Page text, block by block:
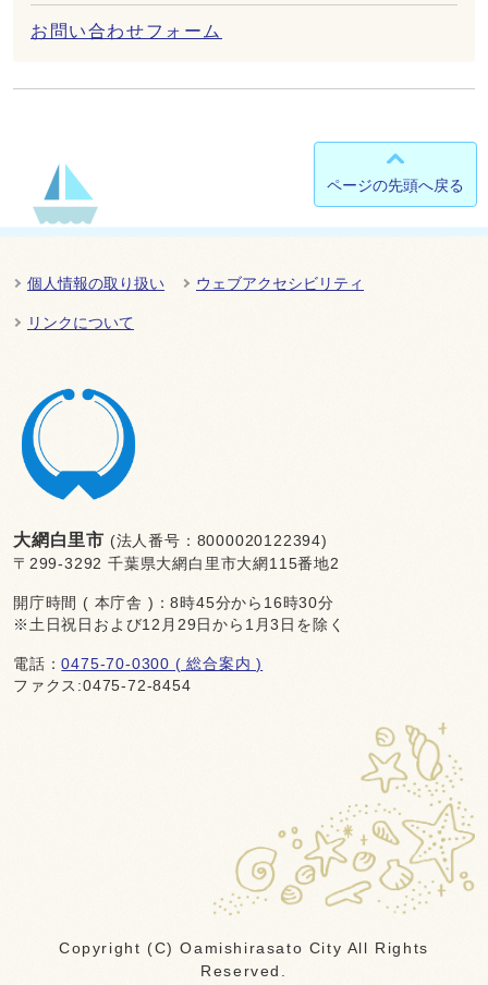
お問い合わせフォーム
ページの先頭へ戻る
個人情報の取り扱い ウェブアクセシビリティ
リンクについて
大網白里市 (法人番号：8000020122394)
〒299-3292 千葉県大網白里市大網115番地2
開庁時間 ( 本庁舎 )：8時45分から16時30分
※土日祝日および12月29日から1月3日を除く
電話：0475-70-0300 ( 総合案内 )
ファクス:0475-72-8454
Copyright (C) Oamishirasato City All Rights
Reserved.